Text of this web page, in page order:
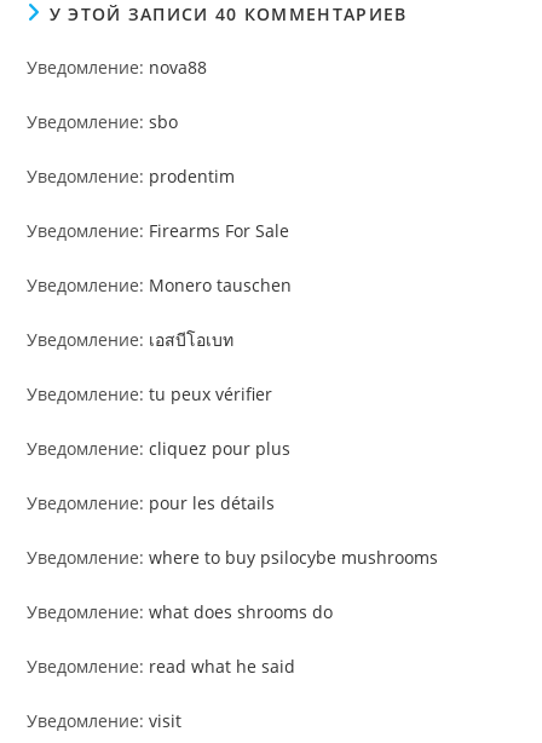
У ЭТОЙ ЗАПИСИ 40 КОММЕНТАРИЕВ
Уведомление: nova88
Уведомление:sbo
Уведомление: prodentim
Уведомление: Firearms For Sale
Уведомление: Monero tauschen
Уведомление: เอสบีโอเบท
Уведомление:tu peux vérifier
Уведомление:cliquez pour plus
Уведомление: pour les détails
Уведомление:where to buy psilocybe mushrooms
Уведомление:what does shrooms do
Уведомление: read what he said
Уведомление:visit